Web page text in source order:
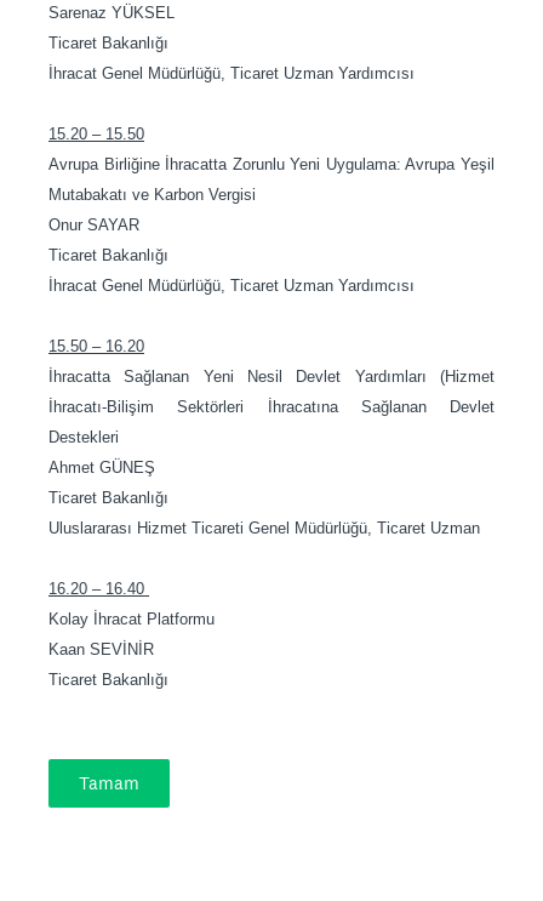
Sarenaz YÜKSEL
Ticaret Bakanlığı
İhracat Genel Müdürlüğü, Ticaret Uzman Yardımcısı
15.20 – 15.50
Avrupa Birliğine İhracatta Zorunlu Yeni Uygulama: Avrupa Yeşil
Mutabakatı ve Karbon Vergisi
Onur SAYAR
Ticaret Bakanlığı
İhracat Genel Müdürlüğü, Ticaret Uzman Yardımcısı
15.50 – 16.20
İhracatta Sağlanan Yeni Nesil Devlet Yardımları (Hizmet
İhracatı-Bilişim Sektörleri İhracatına Sağlanan Devlet
Destekleri
Ahmet GÜNEŞ
Ticaret Bakanlığı
Uluslararası Hizmet Ticareti Genel Müdürlüğü, Ticaret Uzman
16.20 – 16.40
Kolay İhracat Platformu
Kaan SEVİNİR
Ticaret Bakanlığı
Tamam